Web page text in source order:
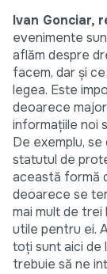
Ivan Gonciar,
evenimente
aflăm despre
facem, dar și
legea. Este
deoarece
informațiile noi
De exemplu,
statutul de
această formă
deoarece se
mai mult de
utile pentru ei.
toți sunt aici de
trebuie să ne